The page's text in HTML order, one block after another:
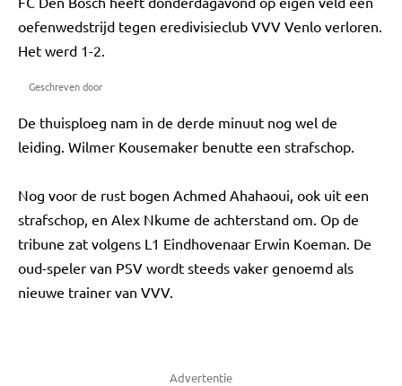
oefenwedstrijd tegen eredivisieclub VVV Venlo verloren.
Het werd 1-2.
Geschreven door
De thuisploeg nam in de derde minuut nog wel de
leiding. Wilmer Kousemaker benutte een strafschop.
Nog voor de rust bogen Achmed Ahahaoui, ook uit een
strafschop, en Alex Nkume de achterstand om. Op de
tribune zat volgens L1 Eindhovenaar Erwin Koeman. De
oud-speler van PSV wordt steeds vaker genoemd als
nieuwe trainer van VVV.
Advertentie